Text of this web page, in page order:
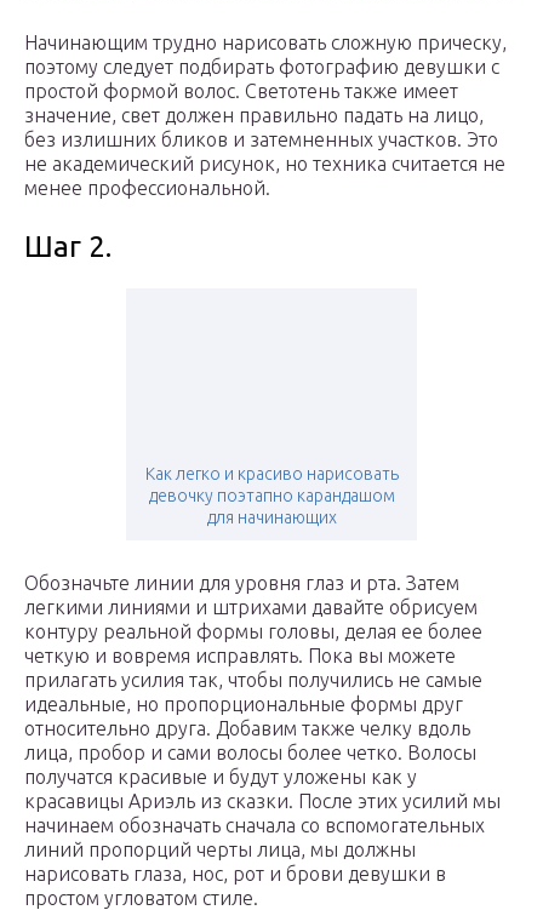
Начинающим трудно нарисовать сложную прическу,
поэтому следует подбирать фотографию девушки с
простой формой волос. Светотень также имеет
значение, свет должен правильно падать на лицо,
без излишних бликов и затемненных участков. Это
не академический рисунок, но техника считается не
менее профессиональной.
Шаг 2.
Как легко и красиво нарисовать
девочку поэтапно карандашом
для начинающих
Обозначьте линии для уровня глаз и рта. Затем
легкими линиями и штрихами давайте обрисуем
контуру реальной формы головы, делая ее более
четкую и вовремя исправлять. Пока вы можете
прилагать усилия так, чтобы получились не самые
идеальные, но пропорциональные формы друг
относительно друга. Добавим также челку вдоль
лица, пробор и сами волосы более четко. Волосы
получатся красивые и будут уложены как у
красавицы Ариэль из сказки. После этих усилий мы
начинаем обозначать сначала со вспомогательных
линий пропорций черты лица, мы должны
нарисовать глаза, нос, рот и брови девушки в
простом угловатом стиле.